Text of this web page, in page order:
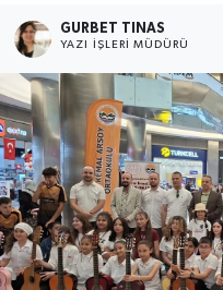
GURBET TINAS
YAZI İŞLERI MÜDÜRÜ